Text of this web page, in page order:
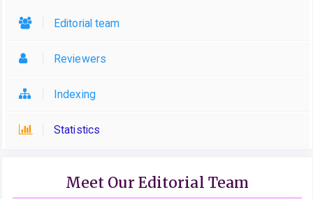
Editorial team
Reviewers
Indexing
Statistics
Meet Our Editorial Team